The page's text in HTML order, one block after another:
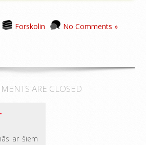
Forskolin No Comments »
ARE CLOSED
ar šiem